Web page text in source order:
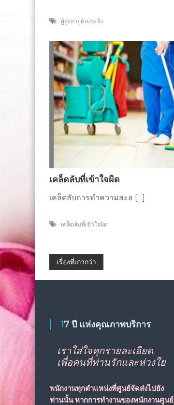
ผู้สูงอายุต้องระวัง
เคล็ดลับที่เข้าใจผิด
เคล็ดลับการทำความสะอ […]
เคล็ดลับที่เข้าใจผิด
แนะแนว
เรื่องที่เก่ากว่า
17 ปี แห่งคุณภาพบริการ
เราใส่ใจทุกรายละเอียด
เพื่อคนที่ท่านรักและห่วงใย
พนักงานทุกตำแหน่งที่ศูนย์จัดส่งไปยัง
ท่านนั้น หากการทำงานของพนักงานศูนย์